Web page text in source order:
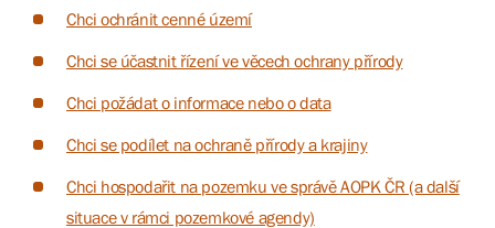
Chci ochránit cenné území
Chci se účastnit řízení ve věcech ochrany přírody
Chci požádat o informace nebo o data
Chci se podílet na ochraně přírody a krajiny
Chci hospodařit na pozemku ve správě AOPK ČR (a další
situace v rámci pozemkové agendy)